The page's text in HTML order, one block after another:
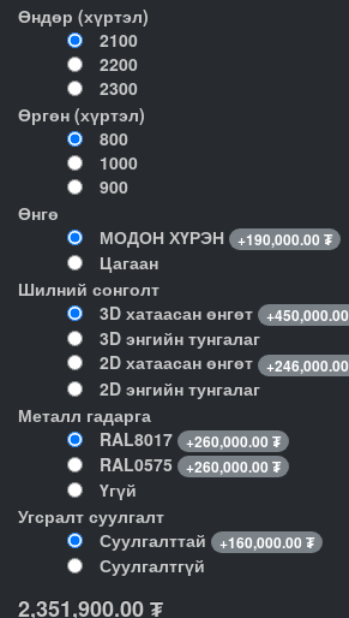
Өндөр (хүртэл)
2100
2200
2300
Өргөн (хүртэл)
800
1000
900
Өнгө
МОДОН ХҮРЭН
+190,000.00 ₮
Цагаан
Шилний сонголт
3D хатаасан өнгөт
+450,000.00
3D энгийн тунгалаг
2D хатаасан өнгөт
+246,000.00
2D энгийн тунгалаг
Металл гадарга
RAL8017
+260,000.00 ₮
RAL0575 +260,000.00 ₮
Үгүй
Угсралт суулгалт
Суулгалттай
+160,000.00 ₮
Суулгалтгүй
2,351,900.00₮